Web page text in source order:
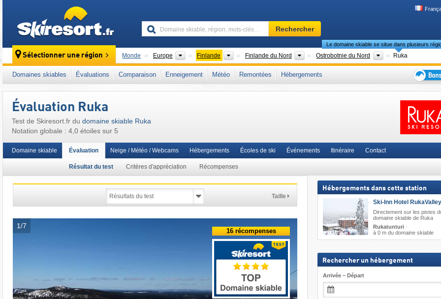
Domaine
skiable,
mots-
clés…
Rechercher
Sélectionner une région Monde Europe Continents
Finlande PaysFinlande du Nord Zones régionales
Ostrobotnie du Nord Régions
Le domaine skiable se situe dans plusieurs
Ruka
Ce domaine skiable se situe aussi dans : Finlande orientale Scandinavie Europe du Nord
Domaines skiables Évaluations Comparaison Enneigement Météo Remontées
Hébergements
séjour
au
ski
Évaluation Ruka
Test de Skiresort.fr du domaine skiable Ruka
Notation globale : 4,0 étoiles sur 5
Domaine skiable Évaluation
Résultat du test Critères d'appréciation Récompenses
Neige / Météo / Webcams Hébergements Écoles de ski Événements Itinéraire Contact
Taille
1/7
16 récompenses
Hébergements dans cette station
Ski-Inn Hotel
Directement sur les pistes
domaine skiable de Ruka
Rukatunturi·
à 0 m du domaine skiable
Rechercher un hébergement
Arrivée – Départ